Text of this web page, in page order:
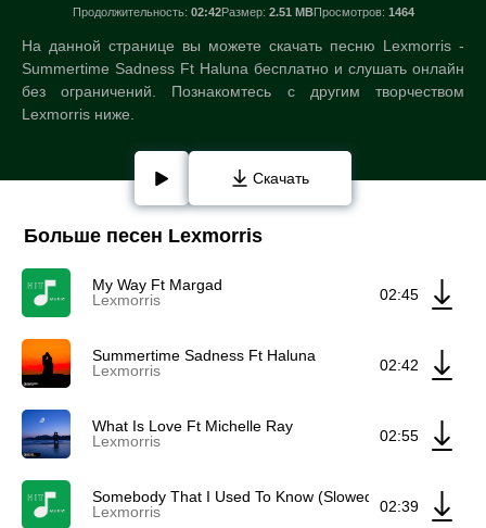
Продолжительность: 02:42Размер: 2.51 MBПросмотров: 1464
На данной странице вы можете скачать песню Lexmorris -
Summertime Sadness Ft Haluna бесплатно и слушать онлайн
без ограничений. Познакомтесь с другим творчеством
Lexmorris ниже.
Скачать
Больше песен Lexmorris
My Way Ft Margad
Lexmorris
02:45
Summertime Sadness Ft Haluna
Lexmorris
02:42
What Is Love Ft Michelle Ray
Lexmorris
02:55
Somebody That I Used To Know (Slowed) Ft Sara Phillips
Lexmorris
02:39